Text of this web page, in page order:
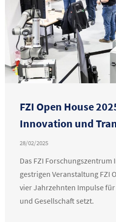
FZI Open House
Innovation und
28/02/2025
Das FZI
gestrigen Veranstaltung FZI
vier Jahrzehnten Impulse
und Gesellschaft setzt.